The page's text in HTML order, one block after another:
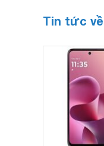
Tin tức